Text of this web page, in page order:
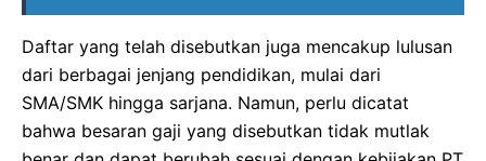
Daftar yang telah disebutkan juga mencakup lulusan
dari berbagai jenjang pendidikan, mulai dari
SMA/SMK hingga sarjana. Namun, perlu dicatat
bahwa besaran gaji yang disebutkan tidak mutlak